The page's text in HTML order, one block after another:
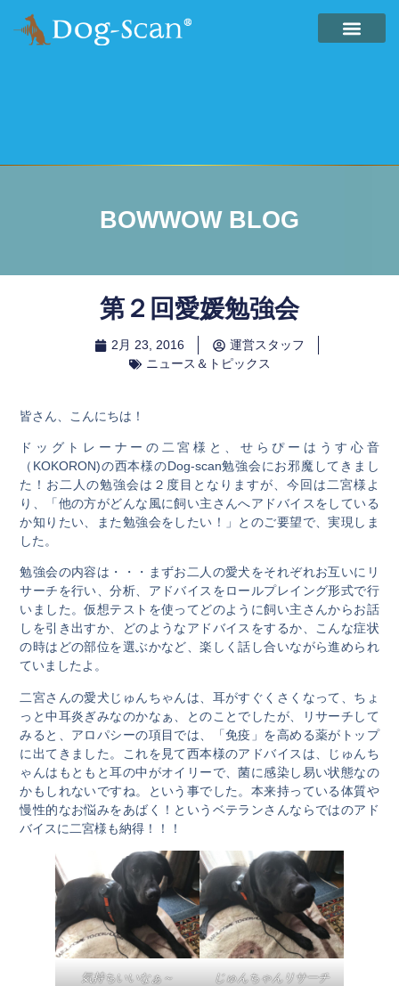
BOWWOW BLOG
第２回愛媛勉強会
2月 23, 2016
運営スタッフ
ニュース＆トピックス
皆さん、こんにちは！
ドッグトレーナーの二宮様と、せらぴーはうす心音
（KOKORON)の西本様のDog-scan勉強会にお邪魔してきまし
た！お二人の勉強会は２度目となりますが、今回は二宮様よ
り、「他の方がどんな風に飼い主さんへアドバイスをしている
か知りたい、また勉強会をしたい！」とのご要望で、実現しま
した。
勉強会の内容は・・・まずお二人の愛犬をそれぞれお互いにリ
サーチを行い、分析、アドバイスをロールプレイング形式で行
いました。仮想テストを使ってどのように飼い主さんからお話
しを引き出すか、どのようなアドバイスをするか、こんな症状
の時はどの部位を選ぶかなど、楽しく話し合いながら進められ
ていましたよ。
二宮さんの愛犬じゅんちゃんは、耳がすぐくさくなって、ちょ
っと中耳炎ぎみなのかなぁ、とのことでしたが、リサーチして
みると、アロパシーの項目では、「免疫」を高める薬がトップ
に出てきました。これを見て西本様のアドバイスは、じゅんち
ゃんはもともと耳の中がオイリーで、菌に感染し易い状態なの
かもしれないですね。という事でした。本来持っている体質や
慢性的なお悩みをあばく！というベテランさんならではのアド
バイスに二宮様も納得！！！
気持ちいいなぁ～
じゅんちゃんリサーチ